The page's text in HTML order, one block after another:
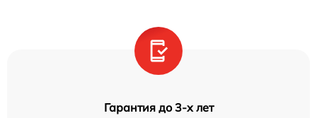
Гарантия до 3-х лет